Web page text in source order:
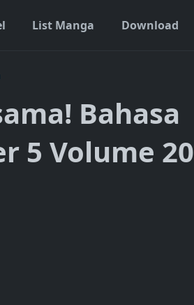
List Manga Download
Bahasa
5 Volume 20